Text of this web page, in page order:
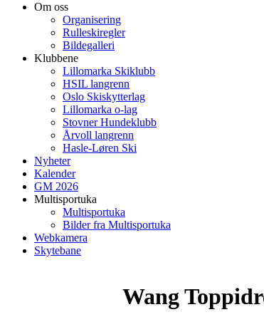
Om oss
Organisering
Rulleskiregler
Bildegalleri
Klubbene
Lillomarka Skiklubb
HSIL langrenn
Oslo Skiskytterlag
Lillomarka o-lag
Stovner Hundeklubb
Årvoll langrenn
Hasle-Løren Ski
Nyheter
Kalender
GM 2026
Multisportuka
Multisportuka
Bilder fra Multisportuka
Webkamera
Skytebane
Wang